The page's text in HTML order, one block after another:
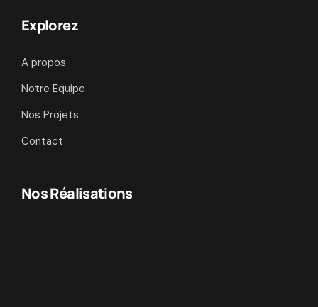
Explorez
A propos
Notre Equipe
Nos Projets
Contact
Nos Réalisations